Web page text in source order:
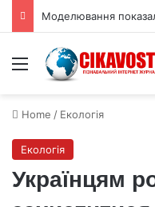
Menu
Home / Екологія
Екологія
Українцям